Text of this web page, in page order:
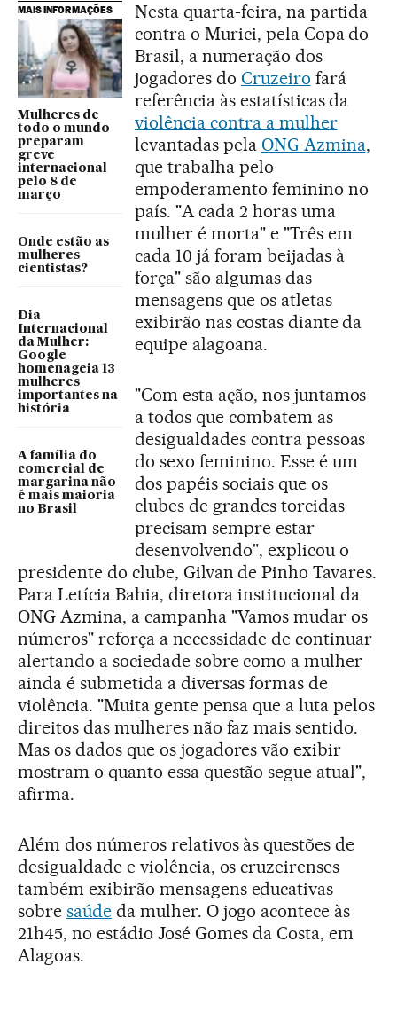
MAIS INFORMAÇÕES
Mulheres de
todo o mundo
preparam
greve
internacional
pelo 8 de
março
Onde estão as
mulheres
cientistas?
Dia
Internacional
da Mulher:
Google
homenageia 13
mulheres
importantes na
história
A família do
comercial de
margarina não
é mais maioria
no Brasil
Nesta quarta-feira, na partida
contra o Murici, pela Copa do
Brasil, a numeração dos
jogadores do Cruzeiro fará
referência às estatísticas da
violência contra a mulher
levantadas pela ONG Azmina,
que trabalha pelo
empoderamento feminino no
país. "A cada 2 horas uma
mulher é morta" e "Três em
cada 10 já foram beijadas à
força" são algumas das
mensagens que os atletas
exibirão nas costas diante da
equipe alagoana.
"Com esta ação, nos juntamos
a todos que combatem as
desigualdades contra pessoas
do sexo feminino. Esse é um
dos papéis sociais que os
clubes de grandes torcidas
precisam sempre estar
desenvolvendo", explicou o
presidente do clube, Gilvan de Pinho Tavares.
Para Letícia Bahia, diretora institucional da
ONG Azmina, a campanha "Vamos mudar os
números" reforça a necessidade de continuar
alertando a sociedade sobre como a mulher
ainda é submetida a diversas formas de
violência. "Muita gente pensa que a luta pelos
direitos das mulheres não faz mais sentido.
Mas os dados que os jogadores vão exibir
mostram o quanto essa questão segue atual",
afirma.
Além dos números relativos às questões de
desigualdade e violência, os cruzeirenses
também exibirão mensagens educativas
sobre saúdeda mulher. O jogo acontece às
21h45, no estádio José Gomes da Costa, em
Alagoas.